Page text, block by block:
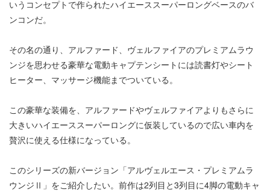
いうコンセプトで作られたハイエーススーパーロングベースのバ
ンコンだ。
その名の通り、アルファード、ヴェルファイアのプレミアムラウ
ンジを思わせる豪華な電動キャプテンシートには読書灯やシート
ヒーター、マッサージ機能までついている。
この豪華な装備を、アルファードやヴェルファイアよりもさらに
大きいハイエーススーパーロングに仮装しているので広い車内を
贅沢に使える仕様になっている。
このシリーズの新バージョン「アルヴェルエース・プレミアムラ
ウンジⅡ」をご紹介したい。前作は2列目と3列目に4脚の電動キャ